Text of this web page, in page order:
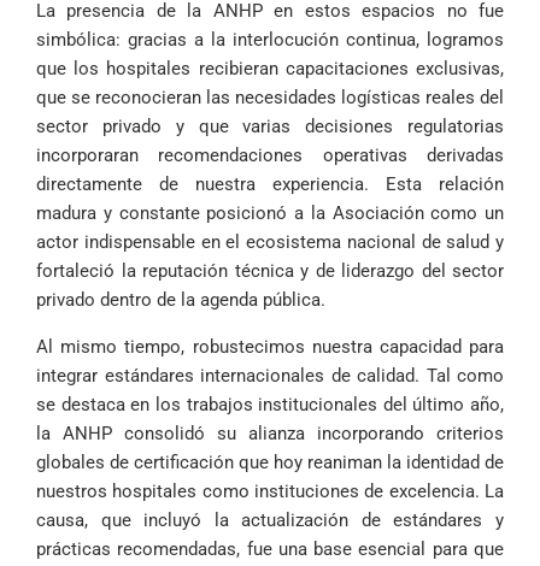
La presencia de la ANHP en estos espacios no fue
simbólica: gracias a la interlocución continua, logramos
que los hospitales recibieran capacitaciones exclusivas,
que se reconocieran las necesidades logísticas reales del
sector privado y que varias decisiones regulatorias
incorporaran recomendaciones operativas derivadas
directamente de nuestra experiencia. Esta relación
madura y constante posicionó a la Asociación como un
actor indispensable en el ecosistema nacional de salud y
fortaleció la reputación técnica y de liderazgo del sector
privado dentro de la agenda pública.
Al mismo tiempo, robustecimos nuestra capacidad para
integrar estándares internacionales de calidad. Tal como
se destaca en los trabajos institucionales del último año,
la ANHP consolidó su alianza incorporando criterios
globales de certificación que hoy reaniman la identidad de
nuestros hospitales como instituciones de excelencia. La
causa, que incluyó la actualización de estándares y
prácticas recomendadas, fue una base esencial para que